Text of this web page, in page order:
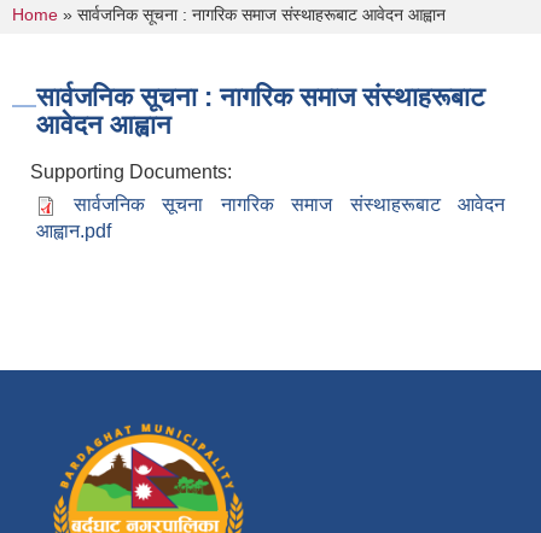
You are here
Home » सार्वजनिक सूचना : नागरिक समाज संस्थाहरूबाट आवेदन आह्वान
सार्वजनिक सूचना : नागरिक समाज संस्थाहरूबाट
आवेदन आह्वान
Supporting Documents:
सार्वजनिक सूचना नागरिक समाज संस्थाहरूबाट आवेदन
आह्वान.pdf